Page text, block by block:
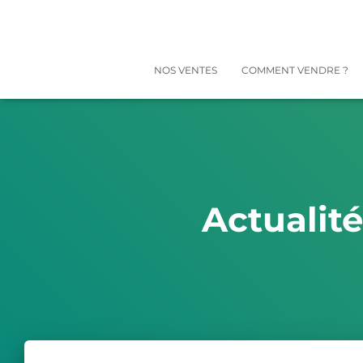
NOS VENTES COMMENT VENDRE ?